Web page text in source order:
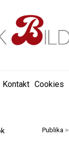
Kontakt Cookies
Publika >